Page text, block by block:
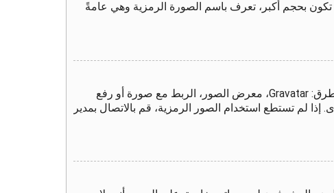
تكون بحجم أكبر، تعرف باسم الصورة الرمزية وهي عامةً
من خلال لوحة التحكم الخاصة بك، تحت بند "الملف الشخصي" يمكنك وضع صورة رمزية لك عن طريق واحدة من أربع طرق: Gravatar، معرض الصور، الربط مع صورة أو رفع
لم تستطع استخدام الصور الرمزية، قم بالاتصال بمدير